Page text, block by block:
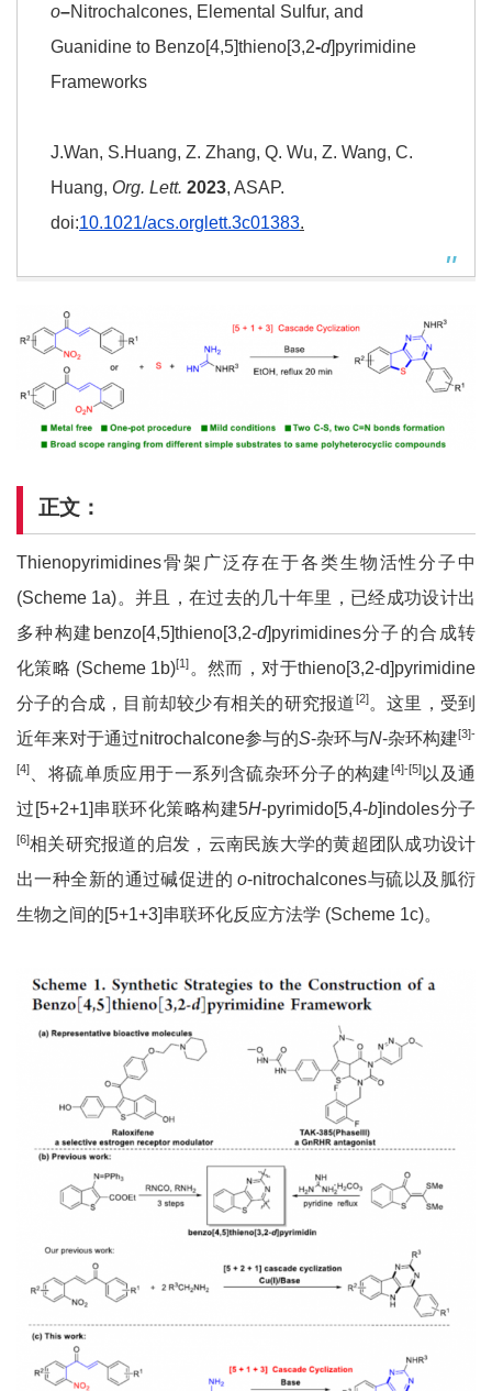
o–Nitrochalcones, Elemental Sulfur, and
Guanidine to Benzo[4,5]thieno[3,2‑d]pyrimidine
Frameworks
J.Wan, S.Huang, Z. Zhang, Q. Wu, Z. Wang, C.
Huang, Org. Lett. 2023, ASAP.
doi:10.1021/acs.orglett.3c01383.
正文：
Thienopyrimidines骨架广泛存在于各类生物活性分子中
(Scheme 1a)。并且，在过去的几十年里，已经成功设计出
多种构建benzo[4,5]thieno[3,2-d]pyrimidines分子的合成转
化策略 (Scheme 1b)[1] 。然而，对于thieno[3,2-d]pyrimidine
分子的合成，目前却较少有相关的研究报道[2]。这里，受到
近年来对于通过nitrochalcone参与的S-杂环与N-杂环构建[3]-
[4] 、将硫单质应用于一系列含硫杂环分子的构建[4]-[5]以及通
过[5+2+1]串联环化策略构建5H-pyrimido[5,4-b]indoles分子
[6]相关研究报道的启发，云南民族大学的黄超团队成功设计
出一种全新的通过碱促进的o-nitrochalcones与硫以及胍衍
生物之间的[5+1+3]串联环化反应方法学 (Scheme 1c)。